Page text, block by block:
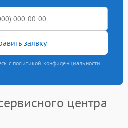
заявку
с политикой конфиденциальности
центра